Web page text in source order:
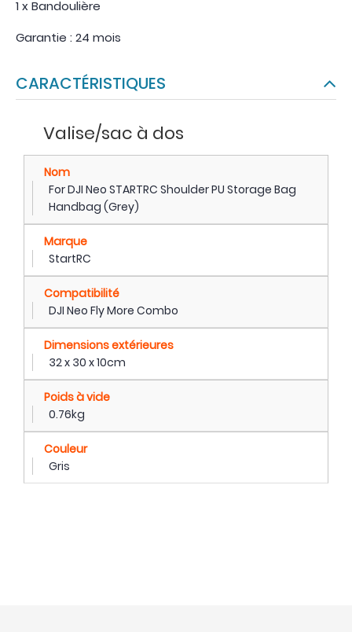
1 x Bandoulière
Garantie : 24 mois
CARACTÉRISTIQUES
Valise/sac à dos
Nom
For DJI Neo STARTRC Shoulder PU Storage Bag
Handbag (Grey)
Marque
StartRC
Compatibilité
DJI Neo Fly More Combo
Dimensions extérieures
32 x 30 x 10cm
Poids à vide
0.76kg
Couleur
Gris